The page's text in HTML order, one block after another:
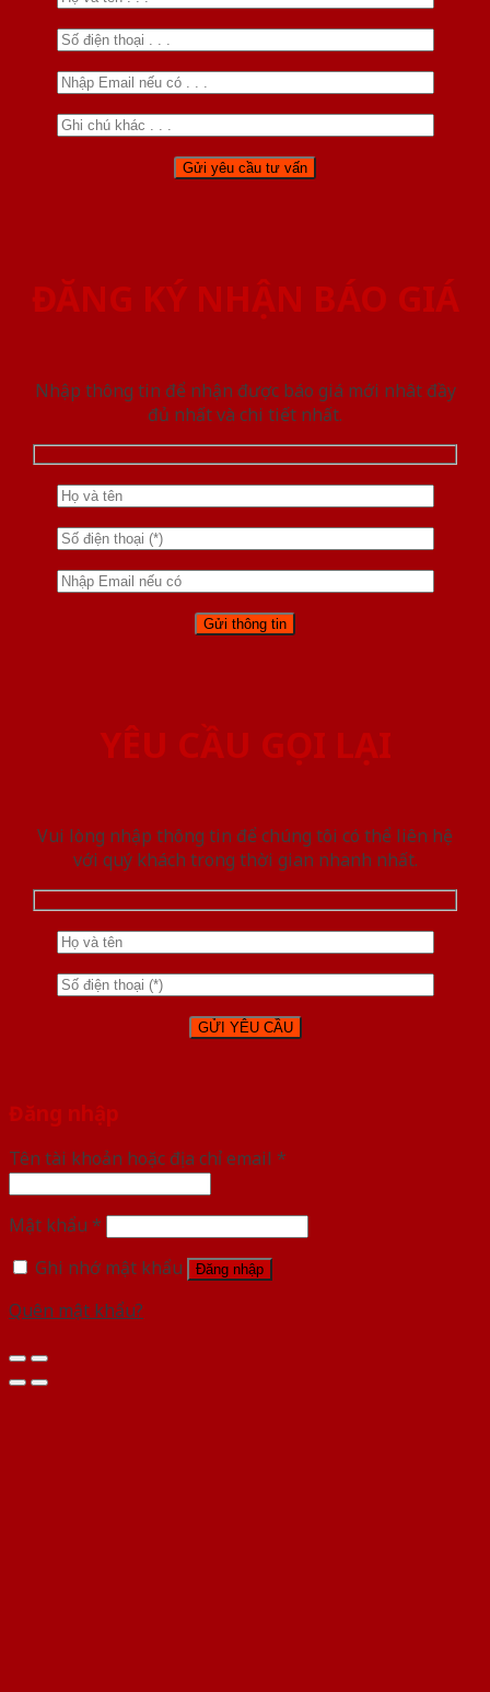
ĐĂNG KÝ NHẬN BÁO GIÁ
Nhập thông tin để nhận được báo giá mới nhât đầy
đủ nhất và chi tiết nhất.
YÊU CẦU GỌI LẠI
Vui lòng nhập thông tin để chúng tôi có thể liên hệ
với quý khách trong thời gian nhanh nhất.
Đăng nhập
Tên tài khoản hoặc địa chỉ email *
Mật khẩu *
Ghi nhớ mật khẩu
Đăng nhập
Quên mật khẩu?